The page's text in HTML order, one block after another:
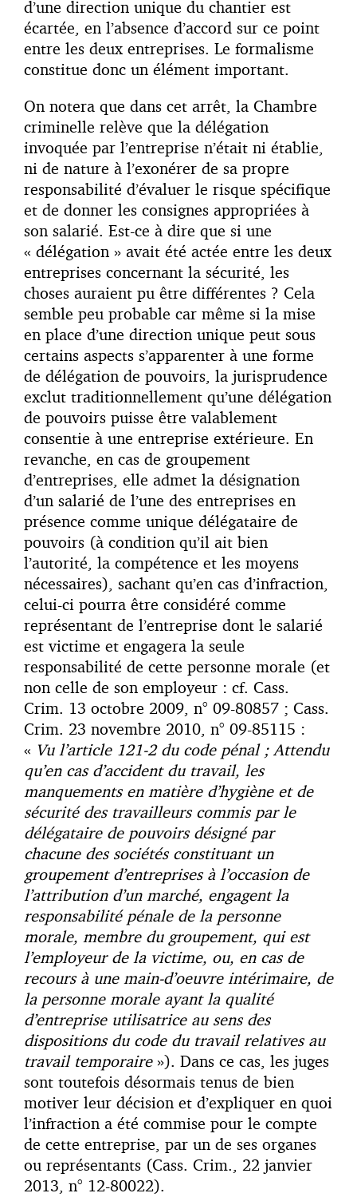
d’une direction unique du chantier est
écartée, en l’absence d’accord sur ce point
entre les deux entreprises. Le formalisme
constitue donc un élément important.
On notera que dans cet arrêt, la Chambre
criminelle relève que la délégation
invoquée par l’entreprise n’était ni établie,
ni de nature à l’exonérer de sa propre
responsabilité d’évaluer le risque spécifique
et de donner les consignes appropriées à
son salarié. Est-ce à dire que si une
« délégation » avait été actée entre les deux
entreprises concernant la sécurité, les
choses auraient pu être différentes ? Cela
semble peu probable car même si la mise
en place d’une direction unique peut sous
certains aspects s’apparenter à une forme
de délégation de pouvoirs, la jurisprudence
exclut traditionnellement qu’une délégation
de pouvoirs puisse être valablement
consentie à une entreprise extérieure. En
revanche, en cas de groupement
d’entreprises, elle admet la désignation
d’un salarié de l’une des entreprises en
présence comme unique délégataire de
pouvoirs (à condition qu’il ait bien
l’autorité, la compétence et les moyens
nécessaires), sachant qu’en cas d’infraction,
celui-ci pourra être considéré comme
représentant de l’entreprise dont le salarié
est victime et engagera la seule
responsabilité de cette personne morale (et
non celle de son employeur : cf. Cass.
Crim. 13 octobre 2009, n° 09-80857 ; Cass.
Crim. 23 novembre 2010, n° 09-85115 :
« Vu l’article 121-2 du code pénal ; Attendu
qu’en cas d’accident du travail, les
manquements en matière d’hygiène et de
sécurité des travailleurs commis par le
délégataire de pouvoirs désigné par
chacune des sociétés constituant un
groupement d’entreprises à l’occasion de
l’attribution d’un marché, engagent la
responsabilité pénale de la personne
morale, membre du groupement, qui est
l’employeur de la victime, ou, en cas de
recours à une main-d’oeuvre intérimaire, de
la personne morale ayant la qualité
d’entreprise utilisatrice au sens des
dispositions du code du travail relatives au
travail temporaire»). Dans ce cas, les juges
sont toutefois désormais tenus de bien
motiver leur décision et d’expliquer en quoi
l’infraction a été commise pour le compte
de cette entreprise, par un de ses organes
ou représentants (Cass. Crim., 22 janvier
2013, n° 12-80022).